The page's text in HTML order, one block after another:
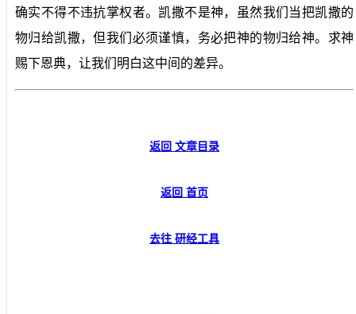
确实不得不违抗掌权者。凯撒不是神，虽然我们当把凯撒的
物归给凯撒，但我们必须谨慎，务必把神的物归给神。求神
赐下恩典，让我们明白这中间的差异。
返回 文章目录
返回 首页
去往 研经工具